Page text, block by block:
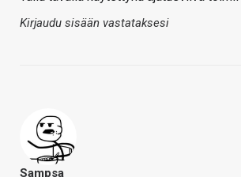
Kirjaudu sisään vastataksesi
Sampsa